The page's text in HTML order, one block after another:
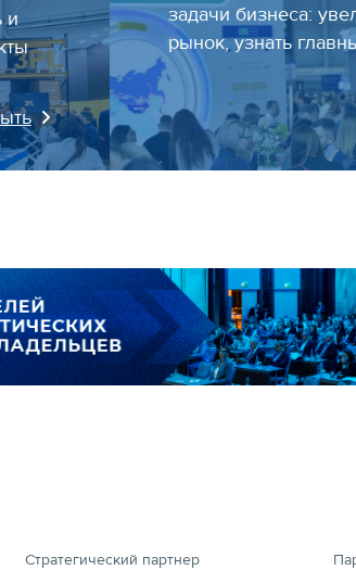
и
задачи бизнеса:
рынок, узнать
Стратегический партнер